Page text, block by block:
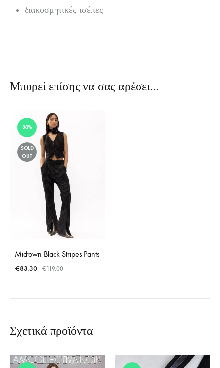
διακοσμητικές τσέπες
Μπορεί επίσης να σας αρέσει…
30%
SOLD
OUT
Midtown Black Stripes Pants
€83.30 €119.00
Σχετικά προϊόντα